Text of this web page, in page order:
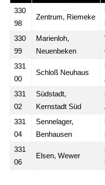
330
98
Zentrum, Riemeke
330
99
Marienloh,
Neuenbeken
331
00
Schloß Neuhaus
331
02
Südstadt,
Kernstadt Süd
331
04
Sennelager,
Benhausen
331
06
Elsen, Wewer